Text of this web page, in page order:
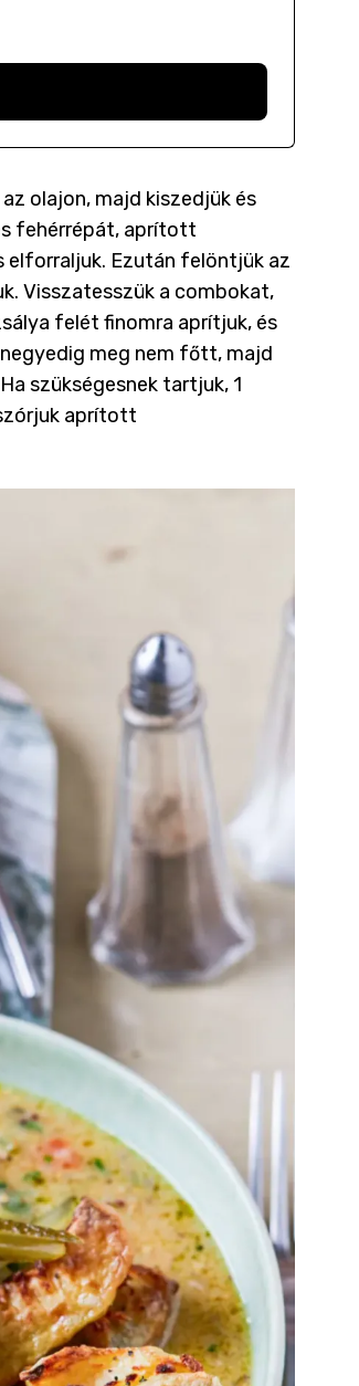
olajon, majd kiszedjük és
fehérrépát, aprított
elforraljuk. Ezután felöntjük az
Visszatesszük a combokat,
felét finomra aprítjuk, és
meg nem főtt, majd
szükségesnek tartjuk, 1
aprított